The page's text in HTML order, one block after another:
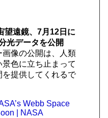
望遠鏡、7月12日に
光データを公開
画像の公開は、人類
色に立ち止まって
提供してくれるで
Webb Space
| NASA